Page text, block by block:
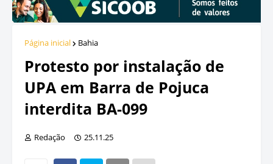
Página inicial Bahia
Protesto por instalação de
UPA em Barra de Pojuca
interdita BA-099
Redação 25.11.25